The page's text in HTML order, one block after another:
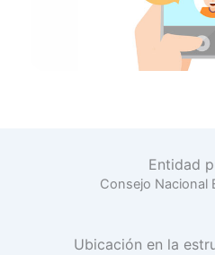
Entidad
Consejo Nacional
Ubicación en la